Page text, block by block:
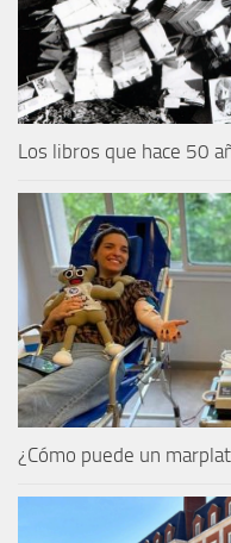
Los libros que hace 50
¿Cómo puede un